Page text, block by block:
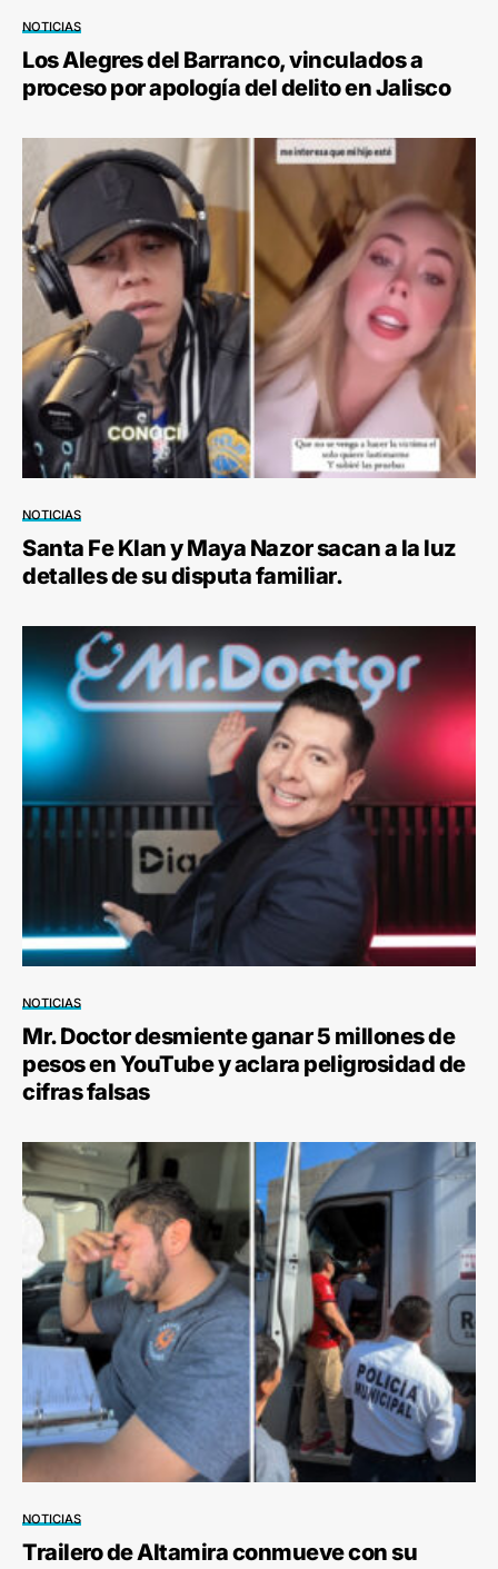
NOTICIAS
Los Alegres del Barranco, vinculados a
proceso por apología del delito en Jalisco
NOTICIAS
Santa Fe Klan y Maya Nazor sacan a la luz
detalles de su disputa familiar.
NOTICIAS
Mr. Doctor desmiente ganar 5 millones de
pesos en YouTube y aclara peligrosidad de
cifras falsas
NOTICIAS
Trailero de Altamira conmueve con su